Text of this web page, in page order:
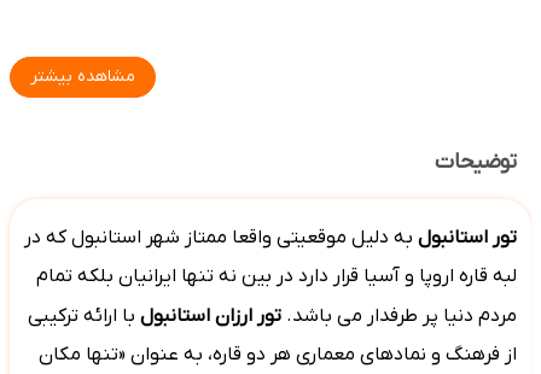
مشاهده بیشتر
توضیحات
توراستانبول به دلیل موقعیتی واقعا ممتاز شهر استانبول که در
لبه قاره اروپا و آسیا قرار دارد در بین نه تنها ایرانیان بلکه تمام
مردم دنیا پر طرفدار می باشد. تور ارزان استانبول با ارائه ترکیبی
از فرهنگ و نمادهای معماری هر دو قاره، به عنوان «تنها مکان